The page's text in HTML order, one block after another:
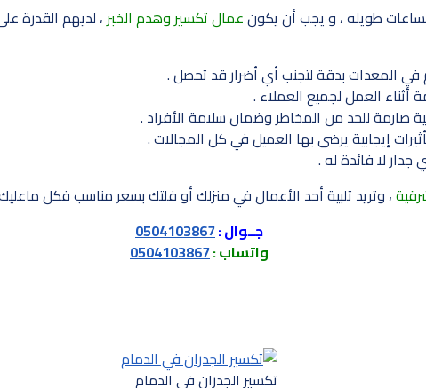
طويله ، و يجب أن يكونعمال تكسير وهدم الخبر، لديهم القدرة
في المعدات بدقة لتجنب أي أضرار قد تحصل .
أثناء العمل لجميع العملاء .
صارمة للحد من المخاطر وضمان سلامة الأفراد .
إيجابية يرضى بها العميل في كل المجالات .
جدار لا فائدة له .
، وتريد تلبية أحد الأعمال في منزلك أو فلتك بسعر مناسب فكل ماعليك
جــوال :0504103867
واتساب :0504103867
تكسير الجدران في الدمام